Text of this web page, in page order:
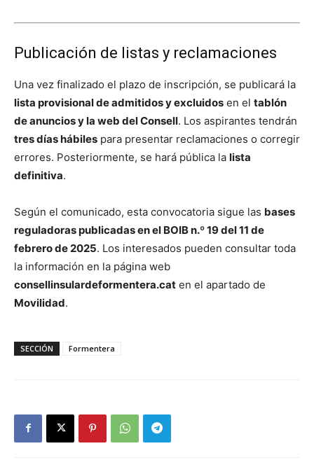
Publicación de listas y reclamaciones
Una vez finalizado el plazo de inscripción, se publicará la
lista provisional de admitidos y excluidos en el tablón
de anuncios y la web del Consell. Los aspirantes tendrán
tres días hábiles para presentar reclamaciones o corregir
errores. Posteriormente, se hará pública la lista
definitiva.
Según el comunicado, esta convocatoria sigue las bases
reguladoras publicadas en el BOIB n.º 19 del 11 de
febrero de 2025. Los interesados pueden consultar toda
la información en la página web
consellinsulardeformentera.cat en el apartado de
Movilidad.
SECCIÓN Formentera